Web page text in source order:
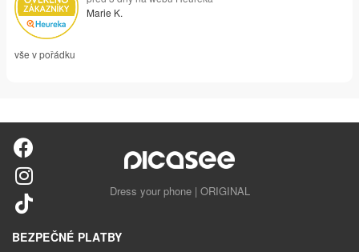
Marie K.
vše v pořádku
Dress your phone | ORIGINAL
BEZPEČNÉ PLATBY